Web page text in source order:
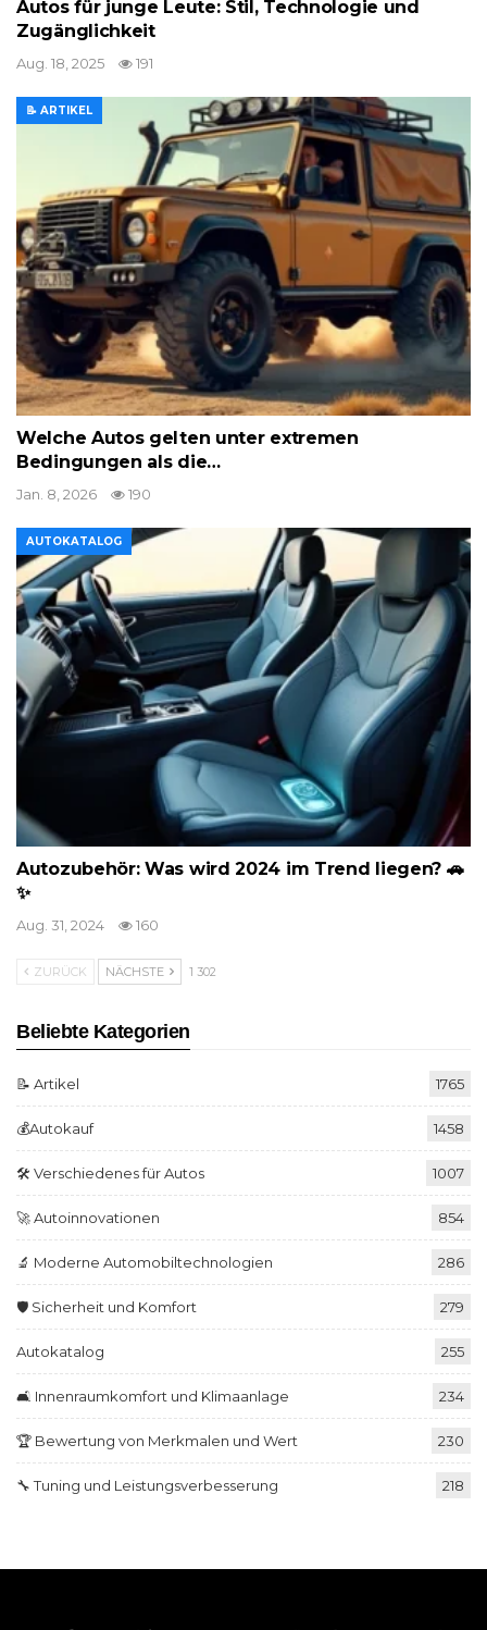
Autos für junge Leute: Stil, Technologie und
Zugänglichkeit
Aug. 18, 2025 191
📝 ARTIKEL
Welche Autos gelten unter extremen
Bedingungen als die…
Jan. 8, 2026 190
AUTOKATALOG
Autozubehör: Was wird 2024 im Trend liegen? 🚗
✨
Aug. 31, 2024 160
ZURÜCK NÄCHSTE 1 302
Beliebte Kategorien
📝 Artikel 1765
💰Autokauf 1458
🛠️ Verschiedenes für Autos 1007
🚀 Autoinnovationen 854
🔬 Moderne Automobiltechnologien 286
🛡️ Sicherheit und Komfort 279
Autokatalog 255
🛋️ Innenraumkomfort und Klimaanlage 234
🏆 Bewertung von Merkmalen und Wert 230
🔧 Tuning und Leistungsverbesserung 218